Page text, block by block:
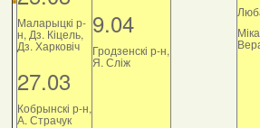
Маларыцкі р-
н, Дз. Кіцель,
Дз. Харковіч
27.03
Кобрынскі р-н,
А. Страчук
9.04
Гродзенскі р-н,
Я. Сліж